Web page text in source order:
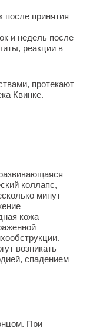
после принятия
и недель после
реакции в
протекают
Квинке.
коллапс,
минут
кожа
возникать
спадением
При